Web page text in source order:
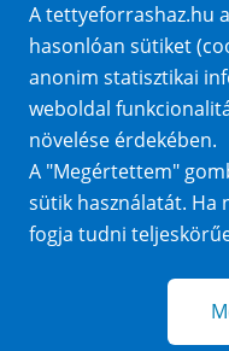
Impresszum
Sütik
Adatvédelem
Közérdekű adatok
A tettyeforrashaz.hu
hasonlóan sütiket
anonim statisztikai
weboldal
növelése érdekében.
A "Megértettem"
sütik használatát. Ha
fogja tudni